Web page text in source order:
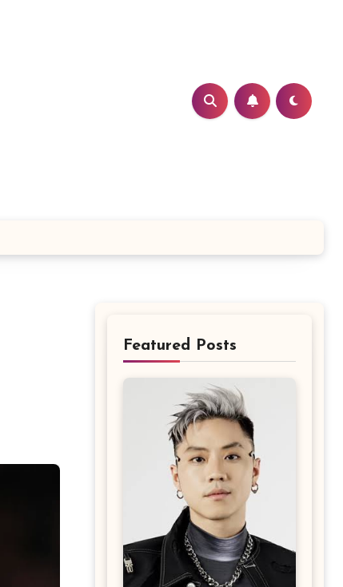
Featured Posts